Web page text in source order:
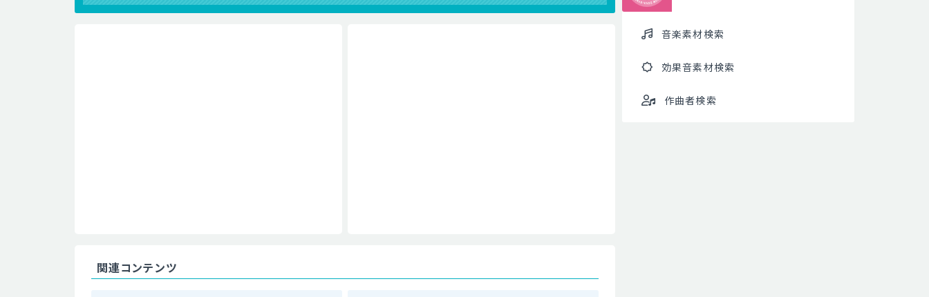
関連コンテンツ
音楽素材検索
効果音素材検索
作曲者検索